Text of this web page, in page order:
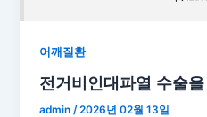
어깨질환
전거비인대파열 수술
admin/2026년 02월 13일